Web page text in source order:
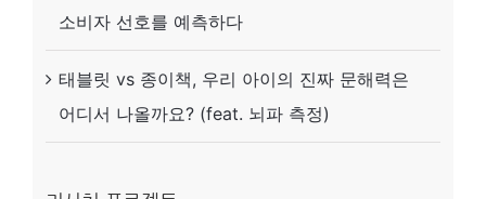
소비자 선호를 예측하다
태블릿 vs 종이책, 우리 아이의 진짜 문해력은
어디서 나올까요? (feat. 뇌파 측정)